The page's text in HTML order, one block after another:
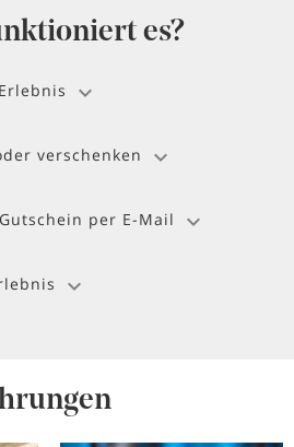
es?
verschenken
per E-Mail